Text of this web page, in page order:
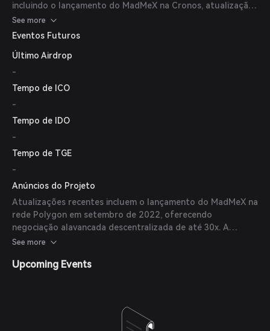
incluindo o lançamento do MadMeX na Cronos, atualização
da tokenomia do ecossistema e implementação de um 'MM
Money Market' para detentores do token MM. Essa
do projeto dentro do ecossistema Cronos.
See more
Eventos Futuros
Último Airdrop
-
Tempo de ICO
-
Tempo de IDO
-
Tempo de TGE
-
Anúncios do Projeto
Atualizações recentes incluem o lançamento do MadMeX na
rede Polygon em setembro de 2022, oferecendo
negociação alavancada descentralizada de até 30x. A
equipe também tem trabalhado para levar o MadMeX para a
oráculos de preço confiáveis.
See more
Upcoming Events